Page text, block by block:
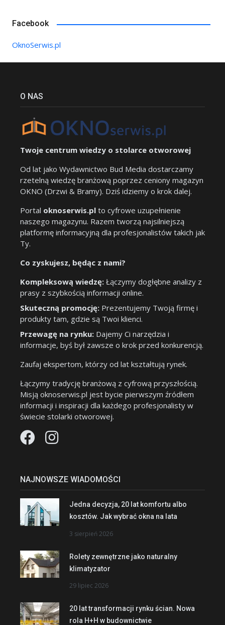
Facebook
OknoSerwis.pl
O NAS
Twoje centrum wiedzy o stolarce otworowej
Od lat jako Wydawnictwo Bud Media dostarczamy
rzetelną wiedzę branżową poprzez ceniony magazyn
OKNO (Drzwi & Bramy). Dziś idziemy o krok dalej.
Portal oknoserwis.pl to cyfrowe uzupełnienie
naszego magazynu. Razem tworzą najsilniejszą
platformę informacyjną dla profesjonalistów takich jak
Ty.
Co zyskujesz, będąc z nami?
Kompleksową wiedzę: Łączymy dogłębne analizy z
prasy z szybkością informacji online.
Skuteczną promocję: Prezentujemy Twoją firmę i
produkty tam, gdzie są Twoi klienci.
Przewagę na rynku: Dajemy Ci narzędzia i
informacje, byś był zawsze o krok przed konkurencją.
Zaufaj ekspertom, którzy od lat kształtują rynek.
Łączymy tradycję branżową z cyfrową przyszłością.
Misją oknoserwis.pl jest bycie pierwszym źródłem
informacji i inspiracji dla każdego profesjonalisty w
świecie stolarki otworowej.
NAJNOWSZE WIADOMOŚCI
Jedna decyzja, 20 lat komfortu albo
kosztów. Jak wybrać okna na lata
3 sierpień 2026
Rolety zewnętrzne jako naturalny
klimatyzator
29 lipiec 2026
20 lat transformacji rynku ścian. Nowa
rola H+H w budownictwie